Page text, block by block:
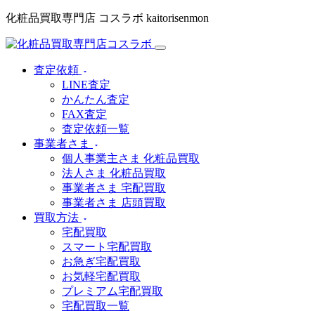
化粧品買取専門店 コスラボ kaitorisenmon
査定依頼
LINE査定
かんたん査定
FAX査定
査定依頼一覧
事業者さま
個人事業主さま 化粧品買取
法人さま 化粧品買取
事業者さま 宅配買取
事業者さま 店頭買取
買取方法
宅配買取
スマート宅配買取
お急ぎ宅配買取
お気軽宅配買取
プレミアム宅配買取
宅配買取一覧